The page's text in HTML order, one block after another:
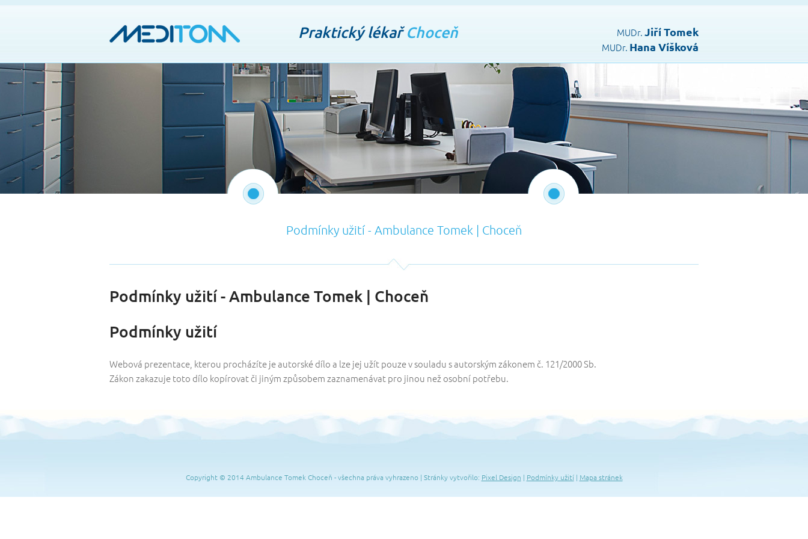
Praktický lékařChoceň MUDr.Jiří Tomek
MUDr. Hana Víšková
Podmínky užití - Ambulance Tomek | Choceň
Podmínky užití - Ambulance Tomek | Choceň
Podmínky užití
Webová prezentace, kterou procházíte je autorské dílo a lze jej užít pouze v souladu s autorským zákonem č. 121/2000 Sb.
Zákon zakazuje toto dílo kopírovat či jiným způsobem zaznamenávat pro jinou než osobní potřebu.
Copyright © 2014 Ambulance Tomek Choceň - všechna práva vyhrazeno | Stránky vytvořilo: Pixel Design | Podmínky užití| Mapa stránek